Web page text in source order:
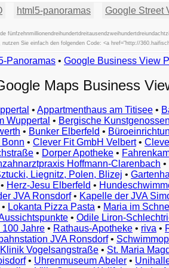
html5-panoramas Google Street
Sie einfach den folgenden Code: <a href="http://
Panoramas • Google Business View
Maps Business
• Appartmenthaus am Titisee •
Wuppertal • Bergische
• Bunker Elberfeld •
• Clever Fit GmbH Velbert•
• Dorper Apotheke •
Hoffmann-Clarenbach •
Liegnitz, Polen, Blizej •
• Herz-Jesu Elberfeld •
JVA Ronsdorf• Kapelle der JVA
• Lokanta Pizza Pasta • Maria im
• Odile Liron-
100 Jahre • Rathaus-Apotheke • riva •
JVA Ronsdorf•
Vogelsangstraße • St. Maria
• Uhrenmuseum Abeler •